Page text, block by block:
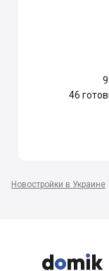
46
Новостройки в Украине


